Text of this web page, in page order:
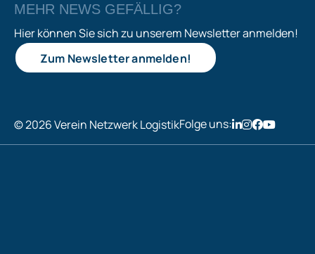
MEHR NEWS GEFÄLLIG?
Hier können Sie sich zu unserem Newsletter anmelden!
Zum Newsletter anmelden!
© 2026 Verein Netzwerk LogistikFolge uns: